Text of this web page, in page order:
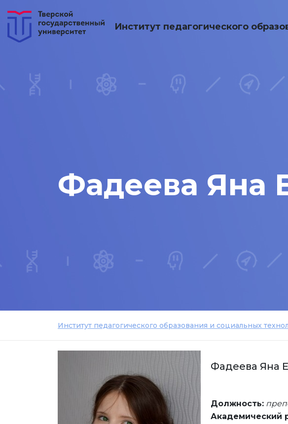
Институт педагогического
Фадеева Яна
Институт педагогического образования и социальных
Фадеева Яна
Должность:
Академический